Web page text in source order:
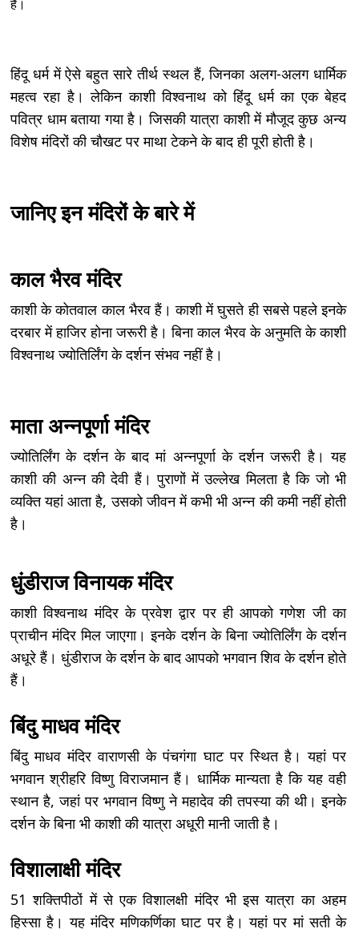
है।
हिंदू धर्म में ऐसे बहुत सारे तीर्थ स्थल हैं, जिनका अलग-अलग धार्मिक
महत्व रहा है। लेकिन काशी विश्वनाथ को हिंदू धर्म का एक बेहद
पवित्र धाम बताया गया है। जिसकी यात्रा काशी में मौजूद कुछ अन्य
विशेष मंदिरों की चौखट पर माथा टेकने के बाद ही पूरी होती है।
जानिए इन मंदिरों के बारे में
काल भैरव मंदिर
काशी के कोतवाल काल भैरव हैं। काशी में घुसते ही सबसे पहले इनके
दरबार में हाजिर होना जरूरी है। बिना काल भैरव के अनुमति के काशी
विश्वनाथ ज्योतिर्लिंग के दर्शन संभव नहीं है।
माता अन्‍नपूर्णा मंदिर
ज्योतिर्लिंग के दर्शन के बाद मां अन्नपूर्णा के दर्शन जरूरी है। यह
काशी की अन्न की देवी हैं। पुराणों में उल्लेख मिलता है कि जो भी
व्यक्ति यहां आता है, उसको जीवन में कभी भी अन्न की कमी नहीं होती
है।
धुंडीराज विनायक मंदिर
काशी विश्वनाथ मंदिर के प्रवेश द्वार पर ही आपको गणेश जी का
प्राचीन मंदिर मिल जाएगा। इनके दर्शन के बिना ज्योतिर्लिंग के दर्शन
अधूरे हैं। धुंडीराज के दर्शन के बाद आपको भगवान शिव के दर्शन होते
हैं।
बिंदु माधव मंदिर
बिंदु माधव मंदिर वाराणसी के पंचगंगा घाट पर स्थित है। यहां पर
भगवान श्रीहरि विष्णु विराजमान हैं। धार्मिक मान्यता है कि यह वही
स्थान है, जहां पर भगवान विष्णु ने महादेव की तपस्या की थी। इनके
दर्शन के बिना भी काशी की यात्रा अधूरी मानी जाती है।
विशालाक्षी मंदिर
51 शक्तिपीठों में से एक विशालक्षी मंदिर भी इस यात्रा का अहम
हिस्सा है। यह मंदिर मणिकर्णिका घाट पर है। यहां पर मां सती के